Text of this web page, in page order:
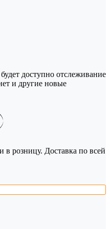
доступно отслеживание
и другие новые
в розницу. Доставка по всей